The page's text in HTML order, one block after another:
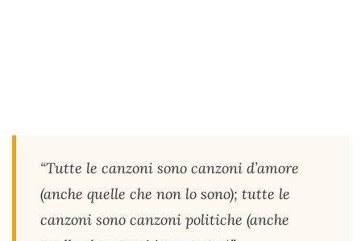
“Tutte le canzoni sono canzoni d’amore
(anche quelle che non lo sono); tutte le
canzoni sono canzoni politiche (anche